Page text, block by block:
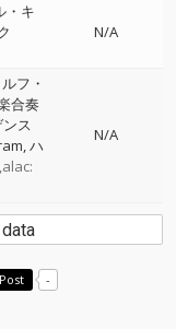
・キ
N/A
フ・
合奏
ス
ハ
N/A
Post -